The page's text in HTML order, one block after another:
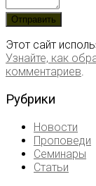
Этот сайт
Узнайте, как
комментариев.
Рубрики
Новости
Проповеди
Семинары
Статьи